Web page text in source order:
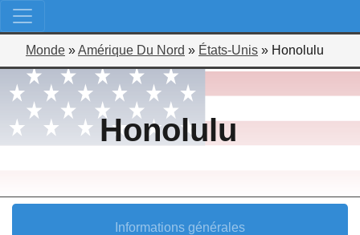
Monde »Amérique Du Nord » États-Unis » Honolulu
Honolulu
Informations générales